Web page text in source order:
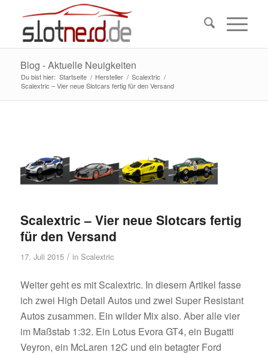
Blog - Aktuelle Neuigkeiten
Du bist hier: Startseite / Hersteller / Scalextric /
Scalextric – Vier neue Slotcars fertig für den Versand
Scalextric – Vier neue Slotcars fertig
für den Versand
17. Juli 2015 / in Scalextric
Weiter geht es mit Scalextric. In diesem Artikel fasse
ich zwei High Detail Autos und zwei Super Resistant
Autos zusammen. Ein wilder Mix also. Aber alle vier
im Maßstab 1:32. Ein Lotus Evora GT4, ein Bugatti
Veyron, ein McLaren 12C und ein betagter Ford